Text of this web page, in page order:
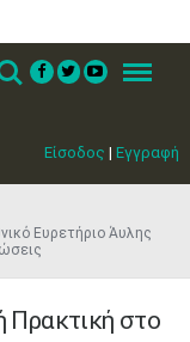
Είσοδος | Εγγραφή
Menu
Ευρετήριο Άυλης
Πρακτική στο